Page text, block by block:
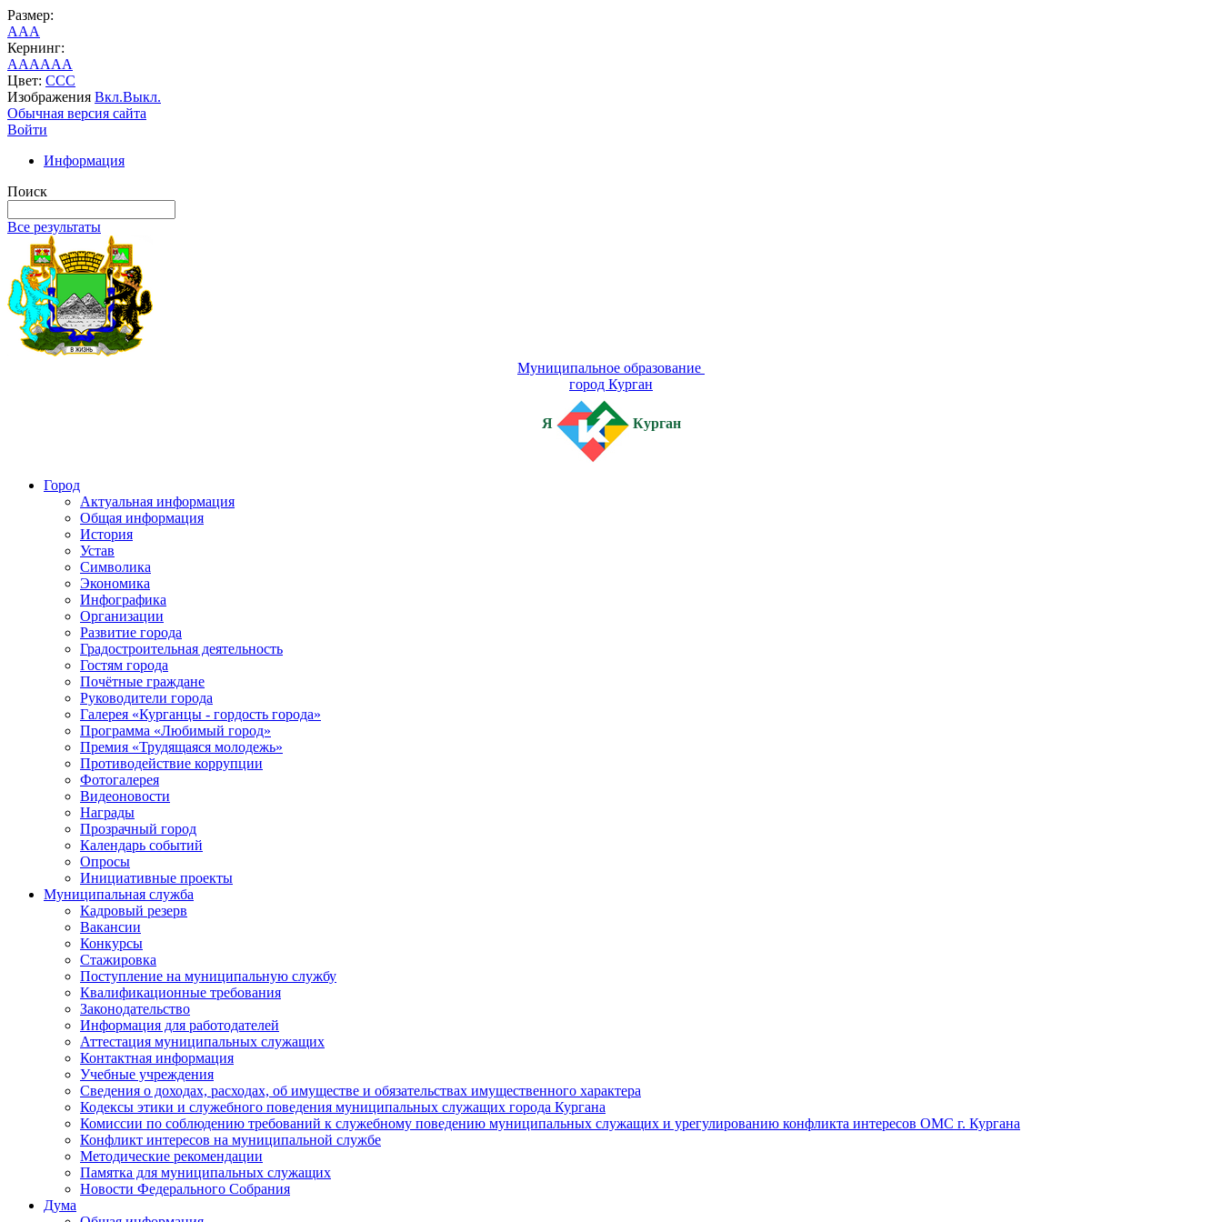
Размер:
AAA
Кернинг:
AAAAAA
Цвет: CCC
Изображения Вкл.Выкл.
Обычная версия сайта
Войти
Информация
Поиск
Все результаты
Муниципальное образование
город Курган
Я Курган
Город
Актуальная информация
Общая информация
История
Устав
Символика
Экономика
Инфографика
Организации
Развитие города
Градостроительная деятельность
Гостям города
Почётные граждане
Руководители города
Галерея «Курганцы - гордость города»
Программа «Любимый город»
Премия «Трудящаяся молодежь»
Противодействие коррупции
Фотогалерея
Видеоновости
Награды
Прозрачный город
Календарь событий
Опросы
Инициативные проекты
Муниципальная служба
Кадровый резерв
Вакансии
Конкурсы
Стажировка
Поступление на муниципальную службу
Квалификационные требования
Законодательство
Информация для работодателей
Аттестация муниципальных служащих
Контактная информация
Учебные учреждения
Сведения о доходах, расходах, об имуществе и обязательствах имущественного характера
Кодексы этики и служебного поведения муниципальных служащих города Кургана
Комиссии по соблюдению требований к служебному поведению муниципальных служащих и урегулированию конфликта интересов ОМС г. Кургана
Конфликт интересов на муниципальной службе
Методические рекомендации
Памятка для муниципальных служащих
Новости Федерального Cобрания
Дума